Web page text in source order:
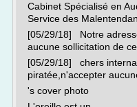
Cabinet Spécialisé en
Service des
[05/29/18] Notre
aucune sollicitation de
[05/29/18] chers
piratée,n'accepter
's cover photo